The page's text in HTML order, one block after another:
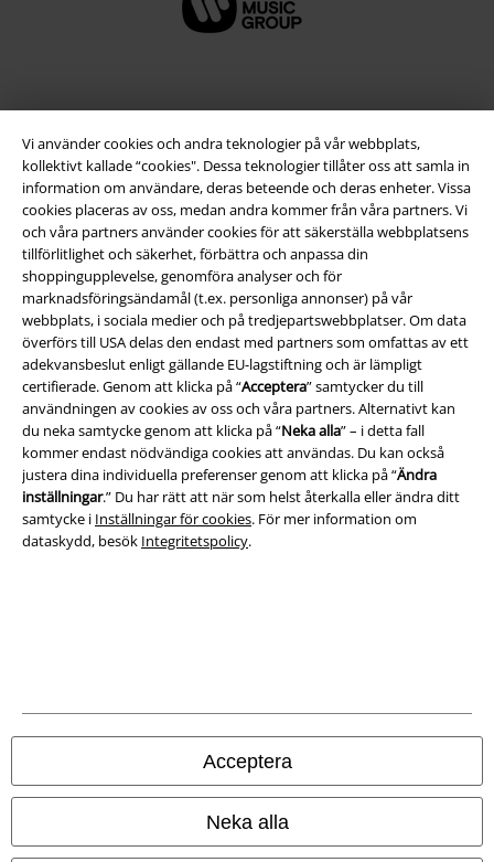
Vi använder cookies och andra teknologier på vår webbplats,
kollektivt kallade “cookies". Dessa teknologier tillåter oss att samla in
information om användare, deras beteende och deras enheter. Vissa
cookies placeras av oss, medan andra kommer från våra partners. Vi
och våra partners använder cookies för att säkerställa webbplatsens
tillförlitlighet och säkerhet, förbättra och anpassa din
shoppingupplevelse, genomföra analyser och för
marknadsföringsändamål (t.ex. personliga annonser) på vår
webbplats, i sociala medier och på tredjepartswebbplatser. Om data
överförs till USA delas den endast med partners som omfattas av ett
adekvansbeslut enligt gällande EU-lagstiftning och är lämpligt
certifierade. Genom att klicka på “Acceptera” samtycker du till
användningen av cookies av oss och våra partners. Alternativt kan
du neka samtycke genom att klicka på “Neka alla” – i detta fall
kommer endast nödvändiga cookies att användas. Du kan också
justera dina individuella preferenser genom att klicka på “Ändra
inställningar.” Du har rätt att när som helst återkalla eller ändra ditt
samtycke i Inställningar för cookies. För mer information om
dataskydd, besök Integritetspolicy.
Acceptera
Neka alla
Juridisk information/Villkor
Villkor
Om oss
Ladda ner villkoren
Avfallshantering och miljöskydd
Försäkran om överensstämmelse
Alla priser inkl. moms.Fraktkostnad tillkommer.
© 1986-2026 E.M.P. Merchandising HGmbH